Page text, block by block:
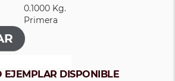
0.1000 Kg.
Primera
EJEMPLAR DISPONIBLE